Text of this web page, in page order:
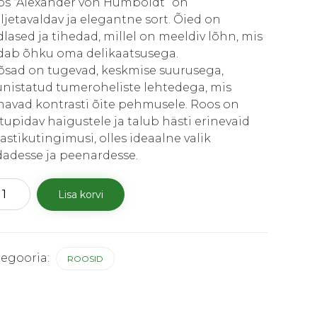
ja elegantne sort. Õied on
ja tihedad, millel on meeldiv lõhn, mis
õhku oma delikaatsusega.
on tugevad, keskmise suurusega,
tumeroheliste lehtedega, mis
kontrasti õite pehmusele. Roos on
haigustele ja talub hästi erinevaid
olles ideaalne valik
ja peenardesse.
Lisa korvi
ROOSID